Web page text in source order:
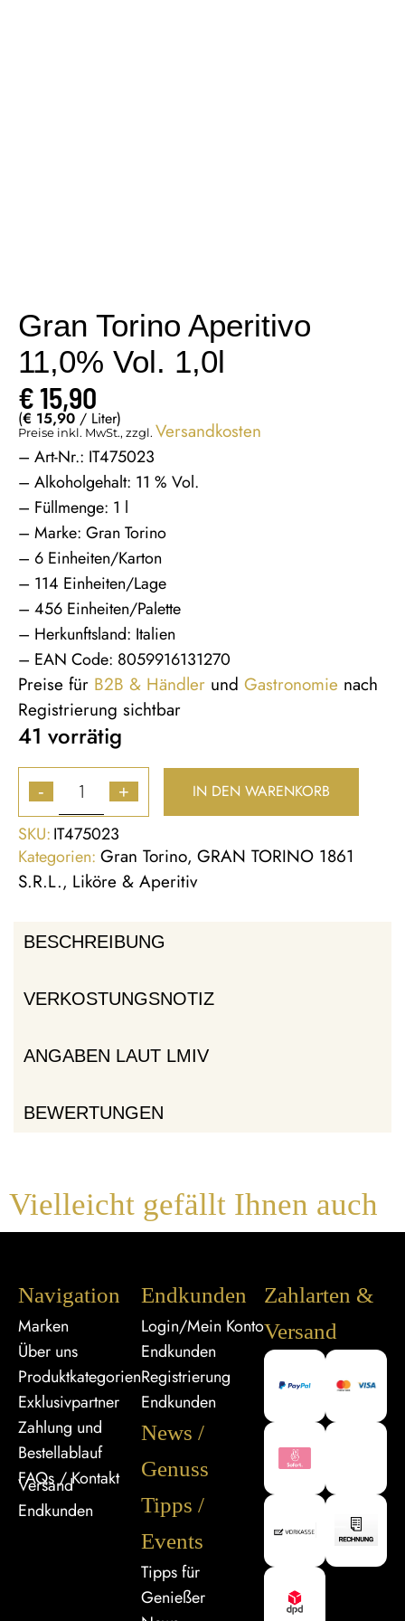
Gran Torino Aperitivo
11,0% Vol. 1,0l
€15,90
(€ 15,90 / Liter)
Preise inkl. MwSt., zzgl. Versandkosten
– Art-Nr.: IT475023
– Alkoholgehalt: 11 % Vol.
– Füllmenge: 1 l
– Marke: Gran Torino
– 6 Einheiten/Karton
– 114 Einheiten/Lage
– 456 Einheiten/Palette
– Herkunftsland: Italien
– EAN Code: 8059916131270
Preise für B2B & Händler und Gastronomie nach
Registrierung sichtbar
41 vorrätig
- + IN DEN WARENKORB
SKU:IT475023
Kategorien: Gran Torino, GRAN TORINO 1861
S.R.L., Liköre & Aperitiv
BESCHREIBUNG
VERKOSTUNGSNOTIZ
ANGABEN LAUT LMIV
BEWERTUNGEN
Vielleicht gefällt Ihnen auch
Navigation
Marken
Über uns
Produktkategorien
Exklusivpartner
Zahlung und
Bestellablauf
FAQs / Kontakt
Versand
Endkunden
Endkunden
Login/Mein Konto
Endkunden
Registrierung
Endkunden
News /
Genuss
Tipps /
Events
Tipps für
Genießer
Zahlarten &
Versand